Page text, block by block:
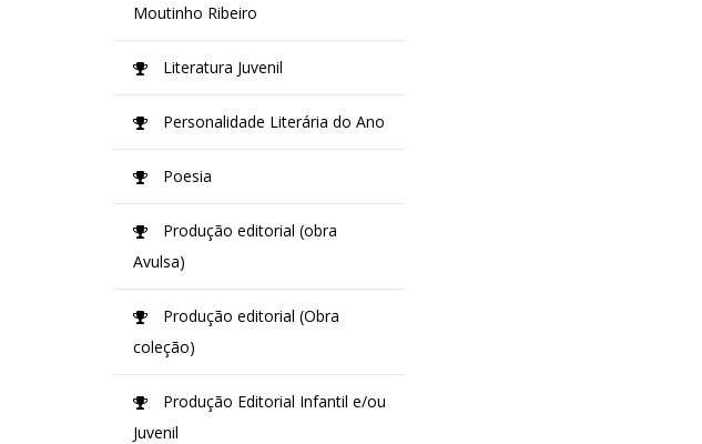
Moutinho Ribeiro
Literatura Juvenil
Personalidade Literária do Ano
Poesia
Produção editorial (obra
Avulsa)
Produção editorial (Obra
coleção)
Produção Editorial Infantil e/ou
Juvenil